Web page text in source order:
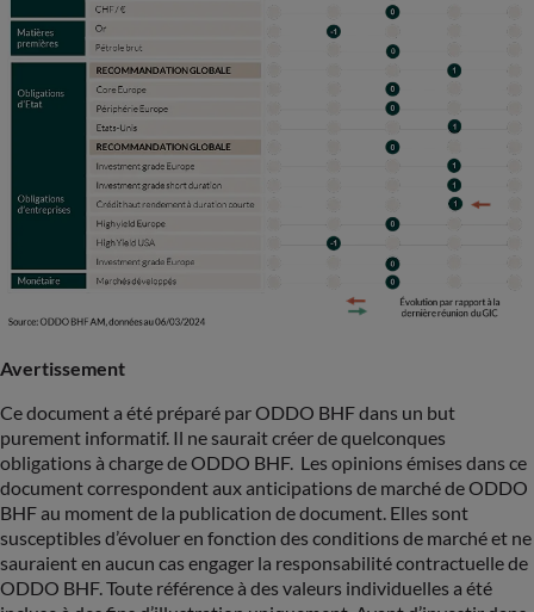
Avertissement
Ce document a été préparé par ODDO BHF dans un but
purement informatif. Il ne saurait créer de quelconques
obligations à charge de ODDO BHF. Les opinions émises dans ce
document correspondent aux anticipations de marché de ODDO
BHF au moment de la publication de document. Elles sont
susceptibles d’évoluer en fonction des conditions de marché et ne
sauraient en aucun cas engager la responsabilité contractuelle de
ODDO BHF. Toute référence à des valeurs individuelles a été